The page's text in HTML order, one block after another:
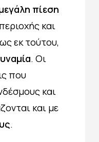
πίεση
και
εκ τούτου,
. Οι
που
και
και με
.